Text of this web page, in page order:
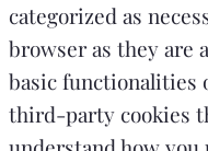
categorized as
browser as they are
basic functionalities
third-party cookies